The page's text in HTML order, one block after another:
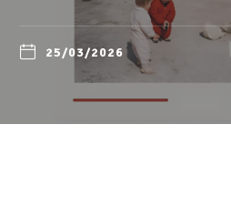
25/03/2026